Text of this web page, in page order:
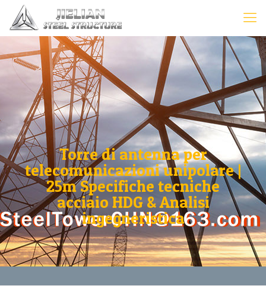
Torre di antenna per
telecomunicazioni unipolare |
25m Specifiche tecniche
acciaio HDG & Analisi
ingegneristica